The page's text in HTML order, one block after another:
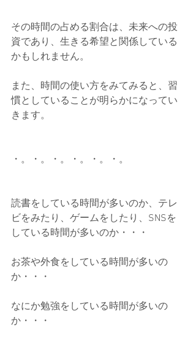
その時間の占める割合は、未来への投
資であり、生きる希望と関係している
かもしれません。
また、時間の使い方をみてみると、習
慣としていることが明らかになってい
きます。
・。・。・。・。・。・。
読書をしている時間が多いのか、テレ
ビをみたり、ゲームをしたり、SNSを
している時間が多いのか・・・
お茶や外食をしている時間が多いの
か・・・
なにか勉強をしている時間が多いの
か・・・